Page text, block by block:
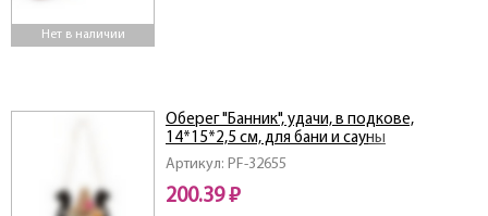
Нет в наличии
Артикул: PF-32655
Оберег "Банник", удачи, в подкове,
14*15*2,5 см, для бани и сауны
200.39 ₽